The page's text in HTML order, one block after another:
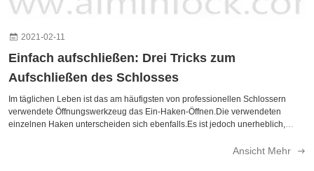
2021-02-11
Einfach aufschließen: Drei Tricks zum
Aufschließen des Schlosses
Im täglichen Leben ist das am häufigsten von professionellen Schlossern
verwendete Öffnungswerkzeug das Ein-Haken-Öffnen.Die verwendeten
einzelnen Haken unterscheiden sich ebenfalls.Es ist jedoch unerheblich,
erreichen, sind die drei wichtigsten Entsperrungsverfahren erforderlich. 1. Ein-
Ansicht Mehr